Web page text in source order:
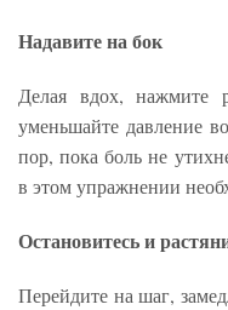
Надавите на бок
Делая вдох, нажмите
уменьшайте давление
пор, пока боль не
в этом упражнении
Остановитесь и
Перейдите на шаг,